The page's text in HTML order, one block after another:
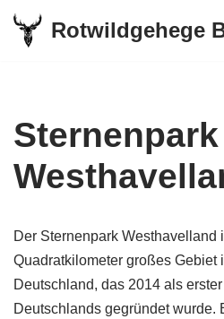
Zum
Rotwildgehege
Sternenpark
Der Sternenpark Westhavelland
Quadratkilometer großes Gebiet
Deutschland, das 2014 als
Deutschlands gegründet wurde.